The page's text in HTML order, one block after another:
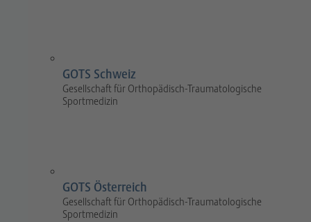
GOTS Schweiz
Gesellschaft für Orthopädisch-Traumatologische
Sportmedizin
GOTS Österreich
Gesellschaft für Orthopädisch-Traumatologische
Sportmedizin